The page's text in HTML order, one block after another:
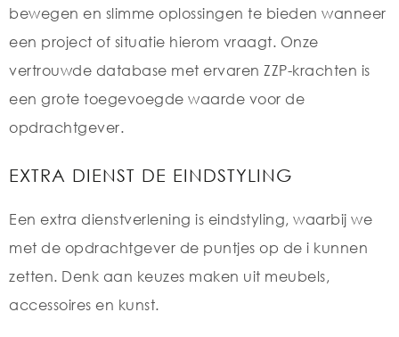
bewegen en slimme oplossingen te bieden wanneer
een project of situatie hierom vraagt. Onze
vertrouwde database met ervaren ZZP-krachten is
een grote toegevoegde waarde voor de
opdrachtgever.
EXTRA DIENST DE EINDSTYLING
Een extra dienstverlening is eindstyling, waarbij we
met de opdrachtgever de puntjes op de i kunnen
zetten. Denk aan keuzes maken uit meubels,
accessoires en kunst.